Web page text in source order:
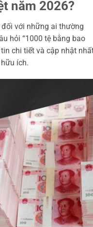
năm 2026?
với những ai thường
hỏi “1000 tệ bằng bao
chi tiết và cập nhật
ích.